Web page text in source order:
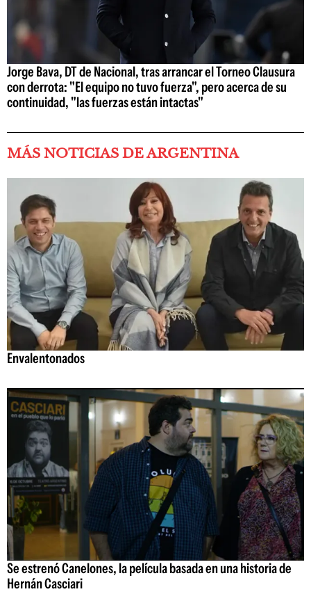
Jorge Bava, DT de Nacional, tras arrancar el Torneo Clausura
con derrota: "El equipo no tuvo fuerza", pero acerca de su
continuidad, "las fuerzas están intactas"
MÁS NOTICIAS DE ARGENTINA
Envalentonados
Se estrenó Canelones, la película basada en una historia de
Hernán Casciari